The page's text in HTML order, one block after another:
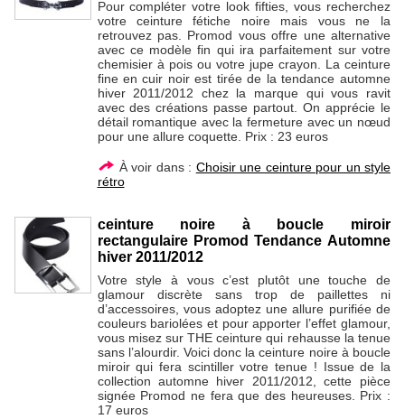
Pour compléter votre look fifties, vous recherchez
votre ceinture fétiche noire mais vous ne la
retrouvez pas. Promod vous offre une alternative
avec ce modèle fin qui ira parfaitement sur votre
chemisier à pois ou votre jupe crayon. La ceinture
fine en cuir noir est tirée de la tendance automne
hiver 2011/2012 chez la marque qui vous ravit
avec des créations passe partout. On apprécie le
détail romantique avec la fermeture avec un nœud
pour une allure coquette. Prix : 23 euros
À voir dans : Choisir une ceinture pour un style
rétro
ceinture noire à boucle miroir
rectangulaire Promod Tendance Automne
hiver 2011/2012
Votre style à vous c’est plutôt une touche de
glamour discrète sans trop de paillettes ni
d’accessoires, vous adoptez une allure purifiée de
couleurs bariolées et pour apporter l’effet glamour,
vous misez sur THE ceinture qui rehausse la tenue
sans l’alourdir. Voici donc la ceinture noire à boucle
miroir qui fera scintiller votre tenue ! Issue de la
collection automne hiver 2011/2012, cette pièce
signée Promod ne fera que des heureuses. Prix :
17 euros